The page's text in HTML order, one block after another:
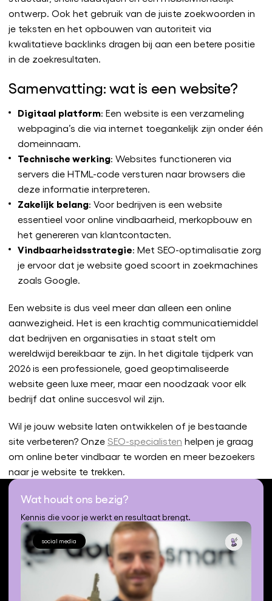
ontwerp. Ook het gebruik van de juiste zoekwoorden in
je teksten en het opbouwen van autoriteit via
kwalitatieve backlinks dragen bij aan een betere positie
in de zoekresultaten.
Samenvatting: wat is een website?
Digitaal platform: Een website is een verzameling
webpagina’s die via internet toegankelijk zijn onder één
domeinnaam.
Technische werking: Websites functioneren via
servers die HTML-code versturen naar browsers die
deze informatie interpreteren.
Zakelijk belang: Voor bedrijven is een website
essentieel voor online vindbaarheid, merkopbouw en
het genereren van klantcontacten.
Vindbaarheidsstrategie: Met SEO-optimalisatie zorg
je ervoor dat je website goed scoort in zoekmachines
zoals Google.
Een website is dus veel meer dan alleen een online
aanwezigheid. Het is een krachtig communicatiemiddel
dat bedrijven en organisaties in staat stelt om
wereldwijd bereikbaar te zijn. In het digitale tijdperk van
2026 is een professionele, goed geoptimaliseerde
website geen luxe meer, maar een noodzaak voor elk
bedrijf dat online succesvol wil zijn.
Wil je jouw website laten ontwikkelen of je bestaande
site verbeteren? Onze SEO-specialisten helpen je graag
om online beter vindbaar te worden en meer bezoekers
naar je website te trekken.
Wat houdt ons bezig?
Kennis die voor je werkt en resultaat brengt.
social media